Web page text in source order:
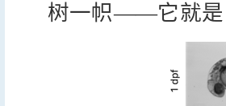
树一帜——它就